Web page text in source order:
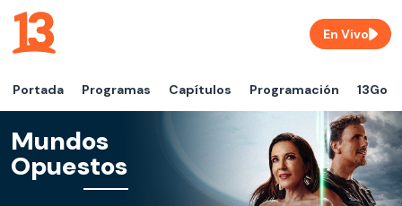
Portada Programas Capítulos Programación 13Go
En Vivo
Mundos
Opuestos